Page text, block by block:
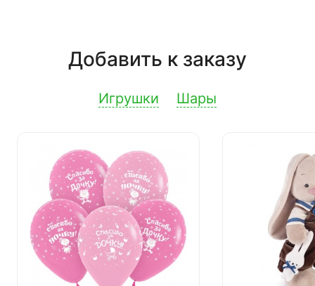
Добавить к заказу
Игрушки Шары